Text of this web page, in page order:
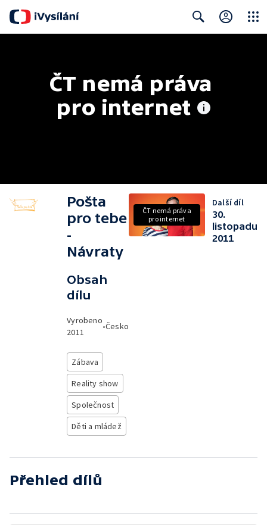
ČT nemá práva
pro internet
Pošta
pro tebe
-
Návraty
Obsah
dílu
Vyrobeno
2011
•Česko
Zábava
Reality show
Společnost
Děti a mládež
ČT nemá práva
pro internet
Další díl
30.
listopadu
2011
Přehled dílů